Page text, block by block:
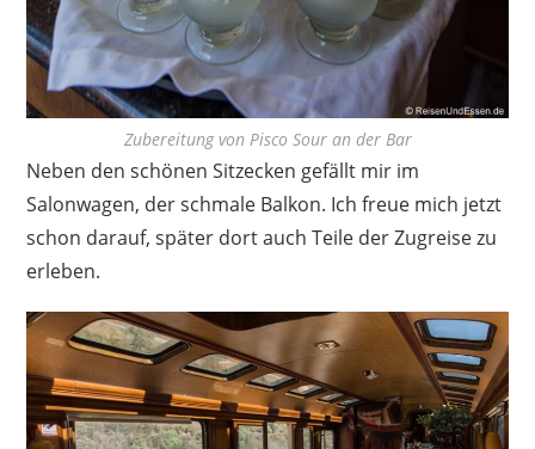
Zubereitung von Pisco Sour an der Bar
Neben den schönen Sitzecken gefällt mir im
Salonwagen, der schmale Balkon. Ich freue mich jetzt
schon darauf, später dort auch Teile der Zugreise zu
erleben.